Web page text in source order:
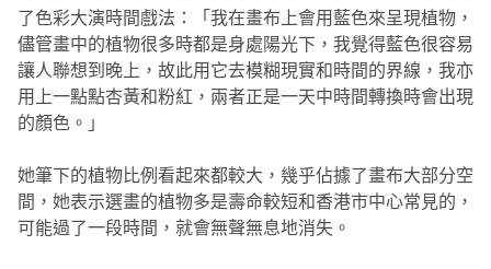
了色彩大演時間戲法：「我在畫布上會用藍色來呈現植物，
儘管畫中的植物很多時都是身處陽光下，我覺得藍色很容易
讓人聯想到晚上，故此用它去模糊現實和時間的界線，我亦
用上一點點杏黃和粉紅，兩者正是一天中時間轉換時會出現
的顏色。」
她筆下的植物比例看起來都較大，幾乎佔據了畫布大部分空
間，她表示選畫的植物多是壽命較短和香港市中心常見的，
可能過了一段時間，就會無聲無息地消失。